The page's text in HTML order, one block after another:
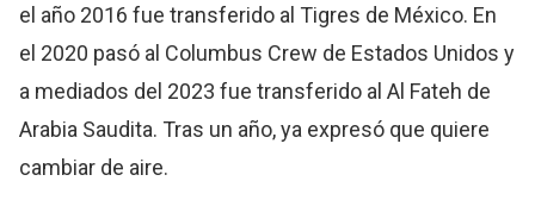
el año 2016 fue transferido al Tigres de México. En
el 2020 pasó al Columbus Crew de Estados Unidos y
a mediados del 2023 fue transferido al Al Fateh de
Arabia Saudita. Tras un año, ya expresó que quiere
cambiar de aire.